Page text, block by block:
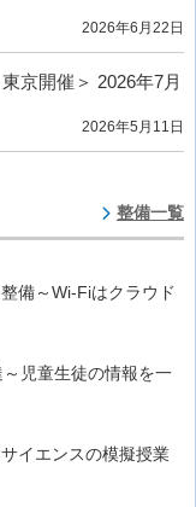
2026年6月22日
京開催＞ 2026年7月
2026年5月11日
整備一覧
備～Wi-Fiはクラウド
児童生徒の情報を一
イエンスの模擬授業